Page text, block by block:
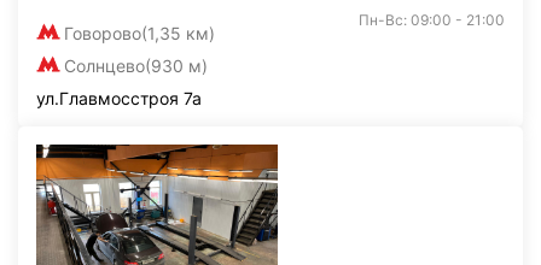
Говорово(1,35 км)
Солнцево(930 м)
Пн-Вс: 09:00 - 21:00
ул.Главмосстроя 7а